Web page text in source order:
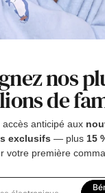
Des
nos
de
anticipé aux
exclusifs — plus 15
votre première